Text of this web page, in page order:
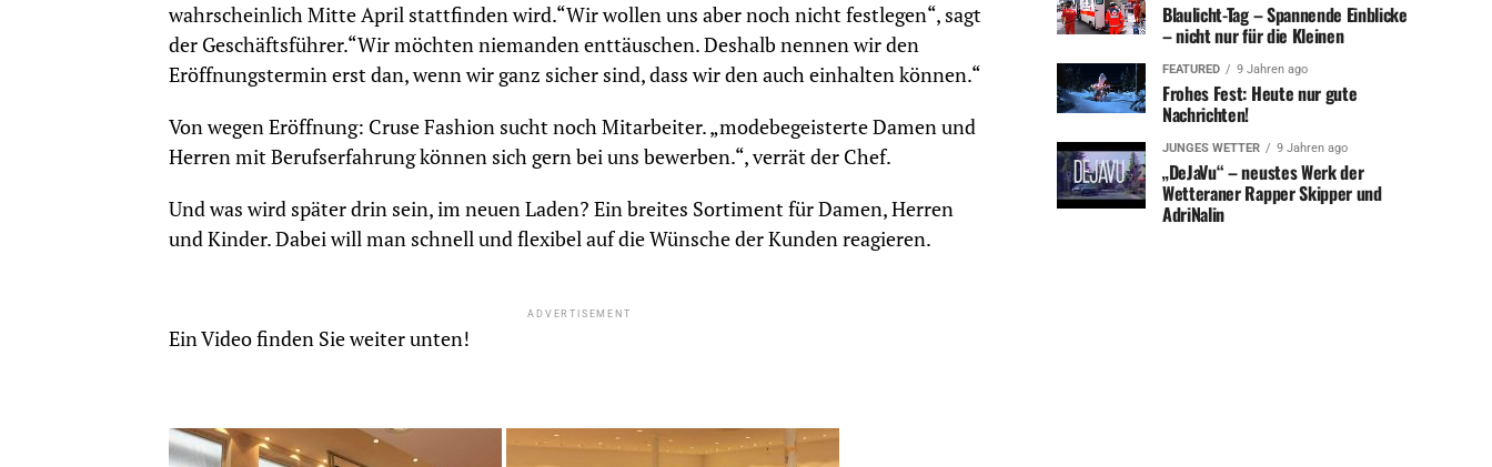
wahrscheinlich Mitte April stattfinden wird.“Wir wollen uns aber noch nicht festlegen“, sagt
der Geschäftsführer.“Wir möchten niemanden enttäuschen. Deshalb nennen wir den
Eröffnungstermin erst dan, wenn wir ganz sicher sind, dass wir den auch einhalten können.“
Von wegen Eröffnung: Cruse Fashion sucht noch Mitarbeiter. „modebegeisterte Damen und
Herren mit Berufserfahrung können sich gern bei uns bewerben.“, verrät der Chef.
Und was wird später drin sein, im neuen Laden? Ein breites Sortiment für Damen, Herren
und Kinder. Dabei will man schnell und flexibel auf die Wünsche der Kunden reagieren.
ADVERTISEMENT
Ein Video finden Sie weiter unten!
Blaulicht-Tag – Spannende Einblicke
– nicht nur für die Kleinen
FEATURED 9 Jahren ago
Frohes Fest: Heute nur gute
Nachrichten!
JUNGES WETTER 9 Jahren ago
„DeJaVu“ – neustes Werk der
Wetteraner Rapper Skipper und
AdriNalin